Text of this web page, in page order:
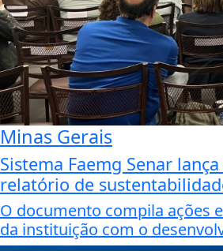
Minas Gerais
Sistema Faemg Senar
relatório de
O documento compila ações
da instituição com o